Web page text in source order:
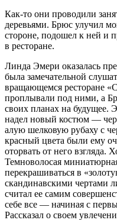
Как-то они проводили
деревьями. Брюс улучил
стороне, подошел к ней и
в ресторане.
Линда Эмери оказалась
была замечательной
вращающемся ресторане
проплывали под ними, а
своих планах на будущее.
надел новый костюм —
алую шелковую рубаху с
красный цвета были ему
оторвать от него
Темноволосая
перекрашиваться в
скандинавскими чертами
считал ее самим
себе все — начиная с
Рассказал о своем